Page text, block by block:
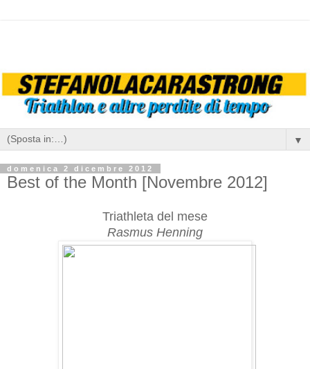
▼
domenica 2 dicembre 2012
Best of the Month [Novembre 2012]
Triathleta del mese
Rasmus Henning